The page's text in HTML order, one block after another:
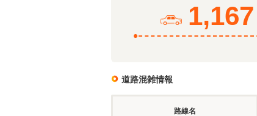
1,167
道路混雑情報
路線名